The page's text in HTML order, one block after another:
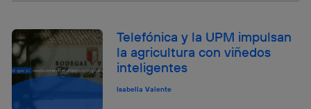
Telefónica y la UPM impulsan
la agricultura con viñedos
inteligentes
Isabella Valente